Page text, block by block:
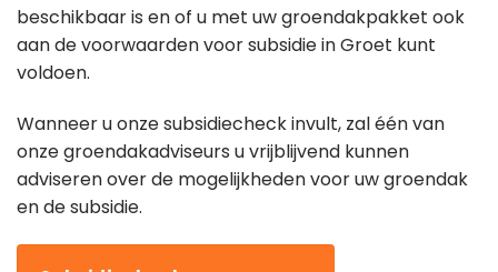
beschikbaar is en of u met uw groendakpakket ook
aan de voorwaarden voor subsidie in Groet kunt
voldoen.
Wanneer u onze subsidiecheck invult, zal één van
onze groendakadviseurs u vrijblijvend kunnen
adviseren over de mogelijkheden voor uw groendak
en de subsidie.